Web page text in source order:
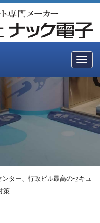
ンター、行政ビル最高のセキュ
策